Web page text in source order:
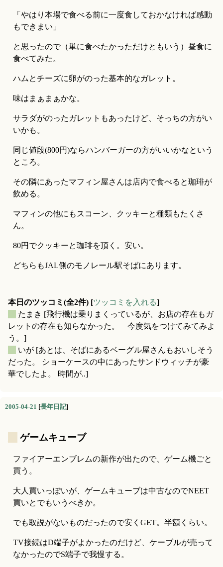
「やはり本場で食べる前に一度食しておかなければ感動
もできまい」
と思ったので（単に食べたかっただけともいう）昼食に
食べてみた。
ハムとチーズに卵がのった基本的なガレット。
味はまぁまぁかな。
サラダがのったガレットもあったけど、そっちの方がい
いかも。
同じ値段(800円)ならハンバーガーの方がいいかなという
ところ。
その隣にあったマフィン屋さんは店内で食べると珈琲が
飲める。
マフィンの他にもスコーン、クッキーと種類もたくさ
ん。
80円でクッキーと珈琲を頂く。安い。
どちらもJAL側のモノレール駅そばにあります。
本日のツッコミ(全2件) [ツッコミを入れる]
たまき [飛行機は乗りまくっているが、お店の存在もガ
レットの存在も知らなかった。 今度気をつけてみてみよ
う。]
いが [あとは、そばにあるベーグル屋さんもおいしそう
だった。 ショーケースの中にあったサンドウィッチが豪
華でしたよ。 時間が..]
2005-04-21 [長年日記]
ゲームキューブ
ファイアーエンブレムの新作が出たので、ゲーム機ごと
買う。
大人買いっぽいが、ゲームキューブは中古なのでNEET
買いとでもいうべきか。
でも取説がないものだったので安くGET。半額くらい。
TV接続はD端子がよかったのだけど、ケーブルが売って
なかったのでS端子で我慢する。